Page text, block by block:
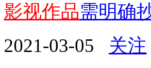
影视作品需明确
2021-03-05 关注